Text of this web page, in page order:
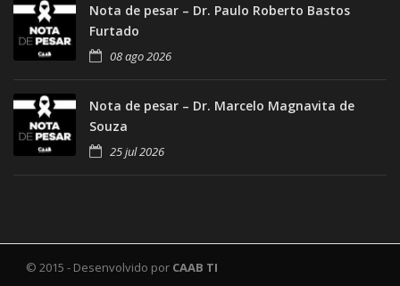
Nota de pesar – Dr. Paulo Roberto Bastos
Furtado
08 ago 2026
Nota de pesar – Dr. Marcelo Magnavita de
Souza
25 jul 2026
© 2015 - Desenvolvido por CAAB TI